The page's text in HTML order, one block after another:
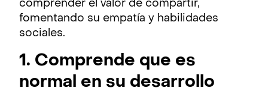
comprender el valor de compartir,
fomentando su empatía y habilidades
sociales.
1. Comprende que es
normal en su desarrollo